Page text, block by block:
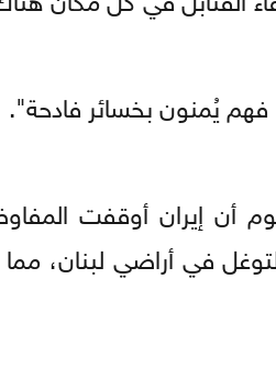
فهم يُمنون بخسائر فادحة".
أن إيران أوقفت
في أراضي لبنان، مما